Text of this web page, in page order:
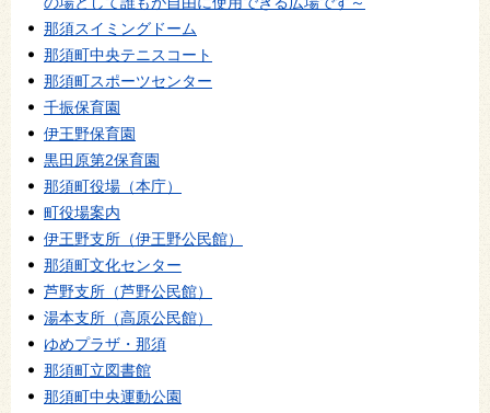
那須スイミングドーム
那須町中央テニスコート
那須町スポーツセンター
千振保育園
伊王野保育園
黒田原第2保育園
那須町役場（本庁）
町役場案内
伊王野支所（伊王野公民館）
那須町文化センター
芦野支所（芦野公民館）
湯本支所（高原公民館）
ゆめプラザ・那須
那須町立図書館
那須町中央運動公園